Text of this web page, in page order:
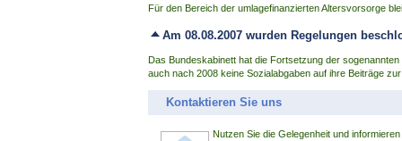
Für den Bereich der umlagefinanzierten Altersvorsorge
Am 08.08.2007 wurden Regelungen
Das Bundeskabinett hat die Fortsetzung der
auch nach 2008 keine Sozialabgaben auf ihre Beiträge
Kontaktieren Sie uns
Nutzen Sie die Gelegenheit und